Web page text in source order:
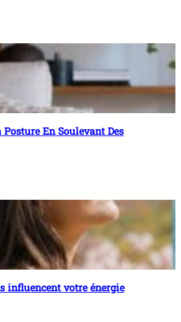
En Soulevant Des
influencent votre énergie